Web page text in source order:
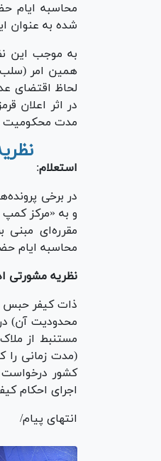
محاسبه ایام
شده به عنوان
به موجب این
همین امر (سلب
لحاظ اقتضای
در اثر اعلان
مدت محکومیت
نظریه
استعلام:
در برخی
و به «مرکز
مقرره‌ای
محاسبه ایام
نظریه مشورتی
ذات کیفر حبس
محدودیت آن)
مستنبط از ملاک مواد ۵۱۵ و تبصره آن، ۵۱۷،
(مدت زمانی را
کشور
اجرای احکام
انتهای پیام/